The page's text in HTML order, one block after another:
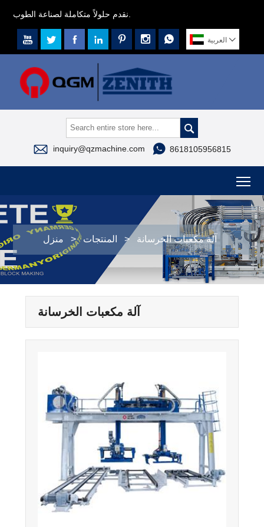
       العربية 

 inquiry@qzmachine.com  8618105956815
منزل > المنتجات > آلة مكعبات الخرسانة
آلة مكعبات الخرسانة